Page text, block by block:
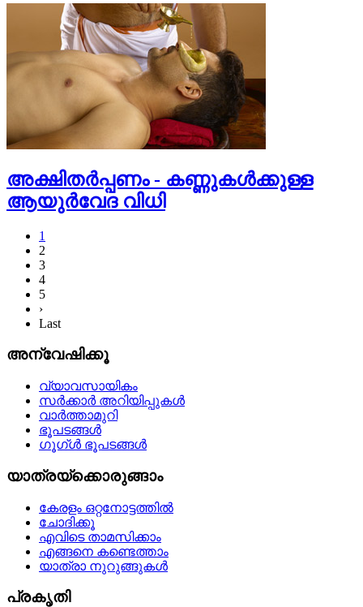
അക്ഷിതര്‍പ്പണം - കണ്ണുകള്‍ക്കുള്ള
ആയുര്‍വേദ വിധി
1
2
3
4
5
›
Last
അന്വേഷിക്കൂ
വ്യാവസായികം
സര്‍ക്കാര്‍ അറിയിപ്പുകള്‍
വാര്‍ത്താമുറി
ഭൂപടങ്ങള്‍
ഗൂഗ്ള്‍ ഭൂപടങ്ങള്‍
യാത്രയ്‌ക്കൊരുങ്ങാം
കേരളം ഒറ്റനോട്ടത്തില്‍
ചോദിക്കൂ
എവിടെ താമസിക്കാം
എങ്ങനെ കണ്ടെത്താം
യാത്രാ നുറുങ്ങുകള്‍
പ്രകൃതി